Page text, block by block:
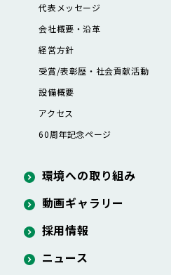
代表メッセージ
会社概要・沿革
経営方針
受賞/表彰歴・社会貢献活動
設備概要
アクセス
60周年記念ページ
環境への取り組み
動画ギャラリー
採用情報
ニュース